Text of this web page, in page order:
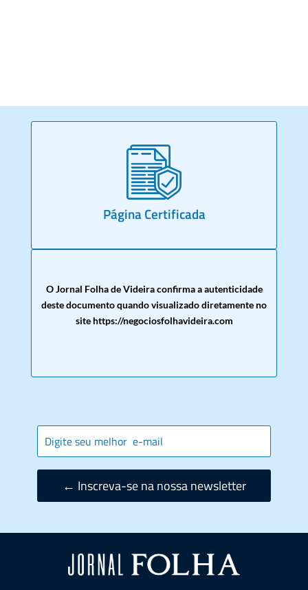
Página Certificada
O Jornal Folha de Videira confirma a autenticidade
deste documento quando visualizado diretamente no
site https://negociosfolhavideira.com
← Inscreva-se na nossa newsletter